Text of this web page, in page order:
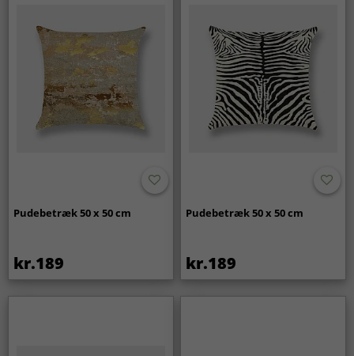
Pudebetræk 50 x 50 cm
kr.189
Pudebetræk 50 x 50 cm
kr.189